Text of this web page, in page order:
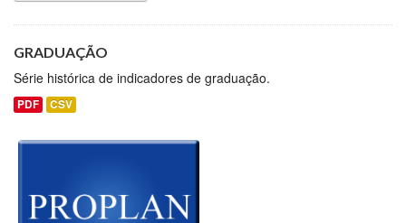
GRADUAÇÃO
Série histórica de indicadores de graduação.
PDF CSV